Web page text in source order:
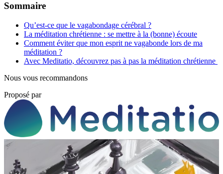
Sommaire
Qu’est-ce que le vagabondage cérébral ?
La méditation chrétienne : se mettre à la (bonne) écoute
Comment éviter que mon esprit ne vagabonde lors de ma
méditation ?
Avec Meditatio, découvrez pas à pas la méditation chrétienne
Nous vous recommandons
Proposé par